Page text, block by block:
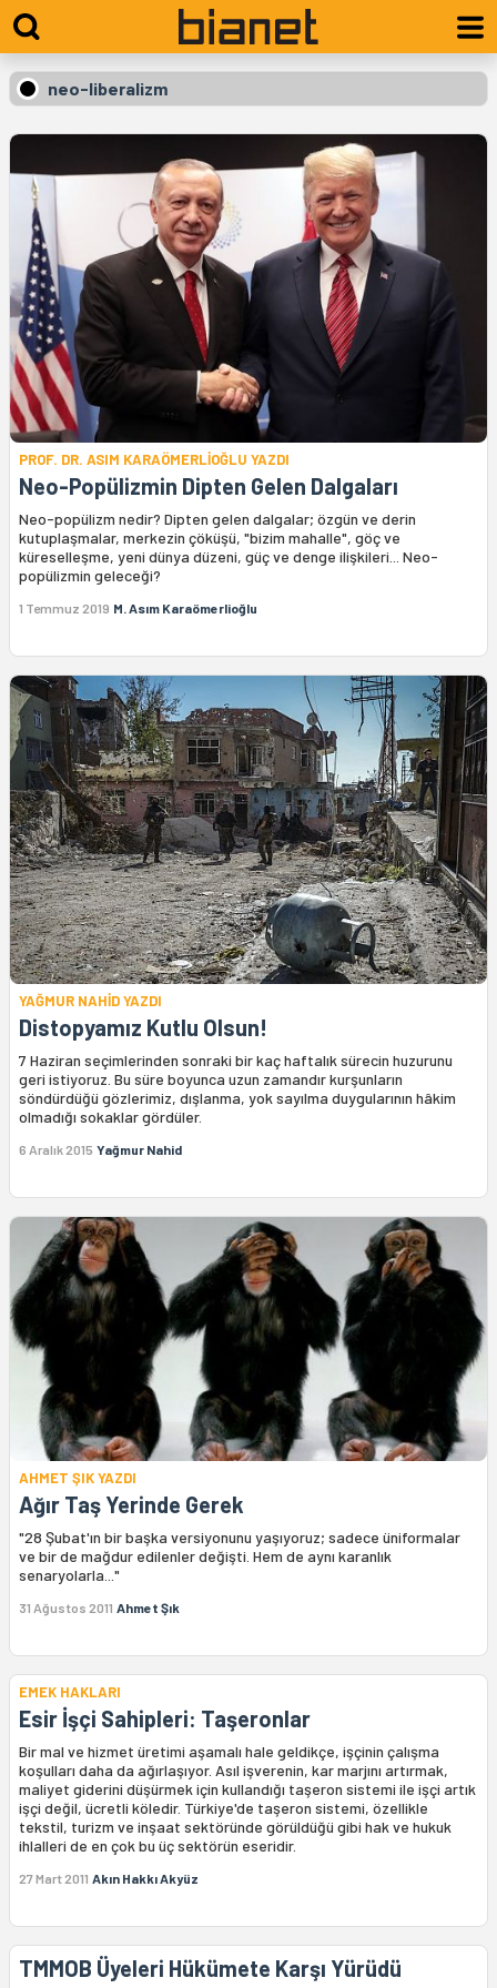
neo-liberalizm
PROF. DR. ASIM KARAÖMERLİOĞLU YAZDI
Neo-Popülizmin Dipten Gelen Dalgaları
Neo-popülizm nedir? Dipten gelen dalgalar; özgün ve derin
kutuplaşmalar, merkezin çöküşü, "bizim mahalle", göç ve
küreselleşme, yeni dünya düzeni, güç ve denge ilişkileri... Neo-
popülizmin geleceği?
1 Temmuz 2019 M. Asım Karaömerlioğlu
YAĞMUR NAHİD YAZDI
Distopyamız Kutlu Olsun!
7 Haziran seçimlerinden sonraki bir kaç haftalık sürecin huzurunu
geri istiyoruz. Bu süre boyunca uzun zamandır kurşunların
söndürdüğü gözlerimiz, dışlanma, yok sayılma duygularının hâkim
olmadığı sokaklar gördüler.
6 Aralık 2015 Yağmur Nahid
AHMET ŞIK YAZDI
Ağır Taş Yerinde Gerek
"28 Şubat'ın bir başka versiyonunu yaşıyoruz; sadece üniformalar
ve bir de mağdur edilenler değişti. Hem de aynı karanlık
senaryolarla..."
31 Ağustos 2011 Ahmet Şık
EMEK HAKLARI
Esir İşçi Sahipleri: Taşeronlar
Bir mal ve hizmet üretimi aşamalı hale geldikçe, işçinin çalışma
koşulları daha da ağırlaşıyor. Asıl işverenin, kar marjını artırmak,
maliyet giderini düşürmek için kullandığı taşeron sistemi ile işçi artık
işçi değil, ücretli köledir. Türkiye'de taşeron sistemi, özellikle
tekstil, turizm ve inşaat sektöründe görüldüğü gibi hak ve hukuk
ihlalleri de en çok bu üç sektörün eseridir.
27 Mart 2011 Akın Hakkı Akyüz
TMMOB Üyeleri Hükümete Karşı Yürüdü